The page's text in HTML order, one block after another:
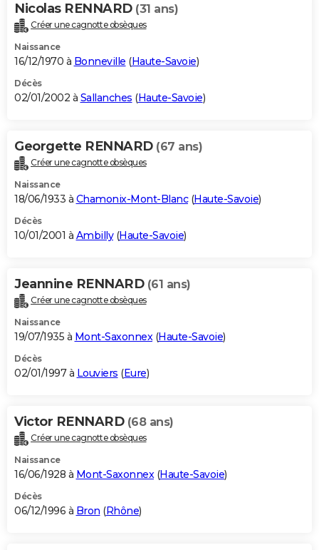
Nicolas RENNARD (31 ans)
Créer une cagnotte obsèques
Naissance
16/12/1970 à Bonneville (Haute-Savoie)
Décès
02/01/2002 à Sallanches (Haute-Savoie)
Georgette RENNARD (67 ans)
Créer une cagnotte obsèques
Naissance
18/06/1933 à Chamonix-Mont-Blanc(Haute-Savoie)
Décès
10/01/2001 à Ambilly(Haute-Savoie)
Jeannine RENNARD (61 ans)
Créer une cagnotte obsèques
Naissance
19/07/1935 à Mont-Saxonnex(Haute-Savoie)
Décès
02/01/1997 à Louviers (Eure)
Victor RENNARD (68 ans)
Créer une cagnotte obsèques
Naissance
16/06/1928 à Mont-Saxonnex(Haute-Savoie)
Décès
06/12/1996 à Bron (Rhône)